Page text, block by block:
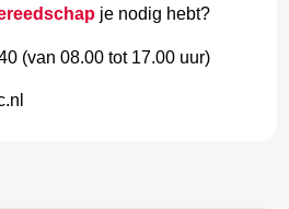
je nodig hebt?
(van 08.00 tot 17.00 uur)